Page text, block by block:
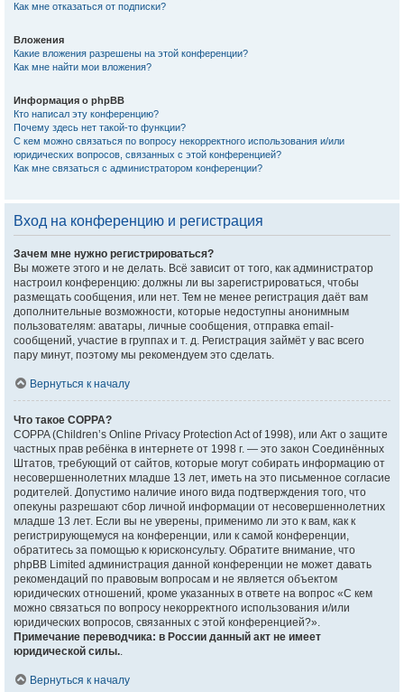
Как мне отказаться от подписки?
Вложения
Какие вложения разрешены на этой конференции?
Как мне найти мои вложения?
Информация о phpBB
Кто написал эту конференцию?
Почему здесь нет такой-то функции?
С кем можно связаться по вопросу некорректного использования и/или
юридических вопросов, связанных с этой конференцией?
Как мне связаться с администратором конференции?
Вход на конференцию и регистрация
Зачем мне нужно регистрироваться?
Вы можете этого и не делать. Всё зависит от того, как администратор
настроил конференцию: должны ли вы зарегистрироваться, чтобы
размещать сообщения, или нет. Тем не менее регистрация даёт вам
дополнительные возможности, которые недоступны анонимным
пользователям: аватары, личные сообщения, отправка email-
сообщений, участие в группах и т. д. Регистрация займёт у вас всего
пару минут, поэтому мы рекомендуем это сделать.
Вернуться к началу
Что такое COPPA?
COPPA (Children’s Online Privacy Protection Act of 1998), или Акт о защите
частных прав ребёнка в интернете от 1998 г. — это закон Соединённых
Штатов, требующий от сайтов, которые могут собирать информацию от
несовершеннолетних младше 13 лет, иметь на это письменное согласие
родителей. Допустимо наличие иного вида подтверждения того, что
опекуны разрешают сбор личной информации от несовершеннолетних
младше 13 лет. Если вы не уверены, применимо ли это к вам, как к
регистрирующемуся на конференции, или к самой конференции,
обратитесь за помощью к юрисконсульту. Обратите внимание, что
phpBB Limited администрация данной конференции не может давать
рекомендаций по правовым вопросам и не является объектом
юридических отношений, кроме указанных в ответе на вопрос «С кем
можно связаться по вопросу некорректного использования и/или
юридических вопросов, связанных с этой конференцией?».
Примечание переводчика: в России данный акт не имеет
юридической силы..
Вернуться к началу